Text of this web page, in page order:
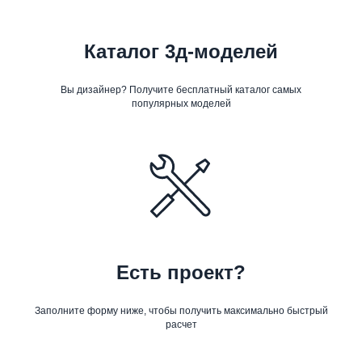
Каталог 3д-моделей
Вы дизайнер? Получите бесплатный каталог самых
популярных моделей
Есть проект?
Заполните форму ниже, чтобы получить максимально быстрый
расчет